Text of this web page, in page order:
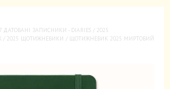
ДАТОВАНІ ЗАПИСНИКИ - DIARIES / 2025
/ 2025 ЩОТИЖНЕВИКИ / ЩОТИЖНЕВИК 2025 МИРТОВИЙ